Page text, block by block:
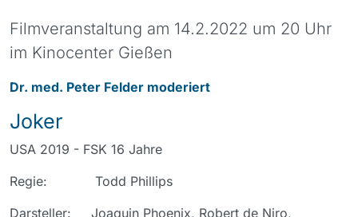
Filmveranstaltung am 14.2.2022 um 20 Uhr
im Kinocenter Gießen
Dr. med. Peter Felder moderiert
Joker
USA 2019 - FSK 16 Jahre
Regie: Todd Phillips
Darsteller: Joaquin Phoenix, Robert de Niro,